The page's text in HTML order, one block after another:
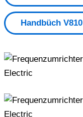
Handbüch V810